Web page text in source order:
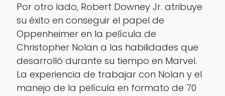
Por otro lado, Robert Downey Jr. atribuye
su éxito en conseguir el papel de
Oppenheimer en la película de
Christopher Nolan a las habilidades que
desarrolló durante su tiempo en Marvel.
La experiencia de trabajar con Nolan y el
manejo de la película en formato de 70